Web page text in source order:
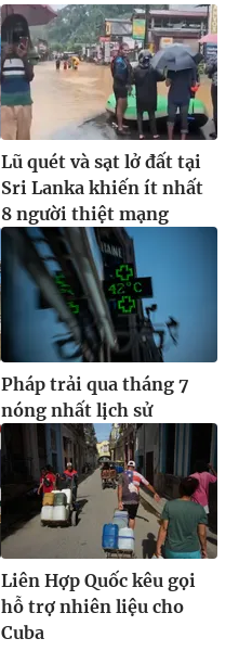
Lũ quét và sạt lở đất tại
Sri Lanka khiến ít nhất
8 người thiệt mạng
Pháp trải qua tháng 7
nóng nhất lịch sử
Liên Hợp Quốc kêu gọi
hỗ trợ nhiên liệu cho
Cuba